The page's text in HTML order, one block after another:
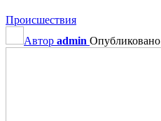
Происшествия
Автор admin Опубликовано